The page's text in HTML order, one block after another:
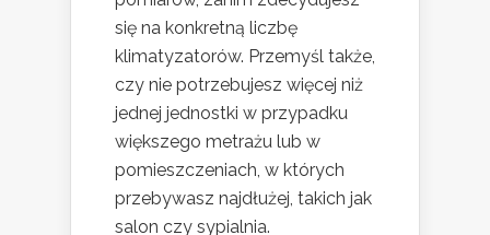
się na konkretną liczbę
klimatyzatorów. Przemyśl także,
czy nie potrzebujesz więcej niż
jednej jednostki w przypadku
większego metrażu lub w
pomieszczeniach, w których
przebywasz najdłużej, takich jak
salon czy sypialnia.